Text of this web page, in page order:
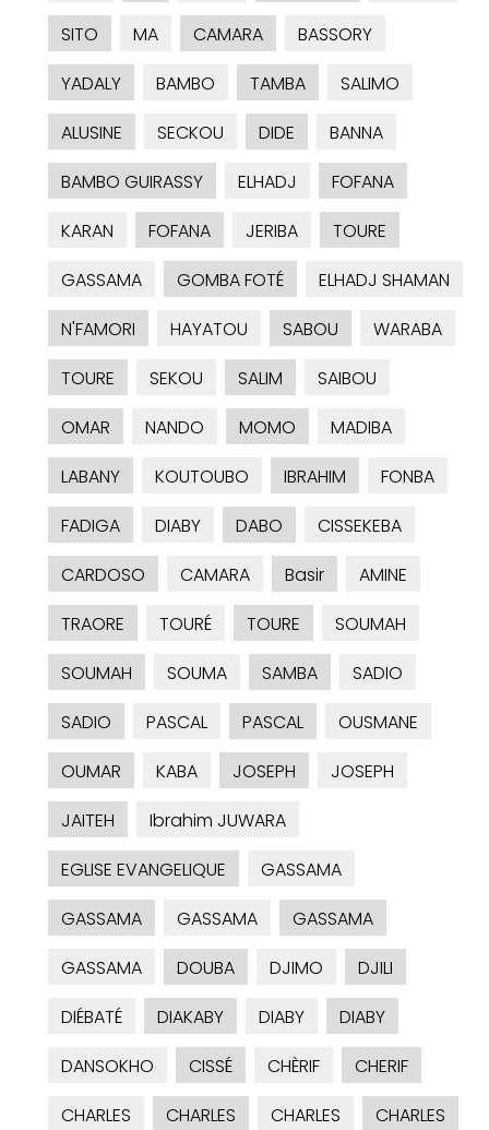
SITO
MA CAMARA
BASSORY
YADALY
BAMBO TAMBA
SALIMO
ALUSINE
SECKOU DIDE
BANNA
BAMBO GUIRASSY
ELHADJ
FOFANA
KARAN
FOFANA JERIBA
TOURE
GASSAMA
GOMBA FOTÉ
ELHADJ SHAMAN
N'FAMORI
HAYATOU SABOU
WARABA
TOURE
SEKOU SALIM
SAIBOU
OMAR
NANDO MOMO
MADIBA
LABANY
KOUTOUBO IBRAHIM
FONBA
FADIGA
DIABY DABO
CISSEKEBA
CARDOSO
CAMARA Basir
AMINE
TRAORE
TOURÉ TOURE
SOUMAH
SOUMAH
SOUMA SAMBA
SADIO
SADIO
PASCAL PASCAL
OUSMANE
OUMAR
KABA JOSEPH
JOSEPH
JAITEH
Ibrahim JUWARA
EGLISE EVANGELIQUE
GASSAMA
GASSAMA
GASSAMA
GASSAMA
GASSAMA
DOUBA DJIMO
DJILI
DIÉBATÉ
DIAKABY DIABY
DIABY
DANSOKHO
CISSÉ CHÈRIF
CHERIF
CHARLES
CHARLES CHARLES
CHARLES